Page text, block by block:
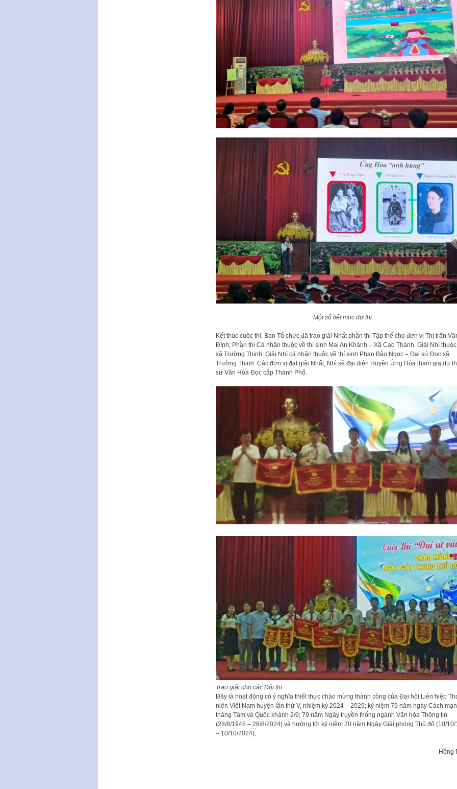
Một số tiết mục dự thi
Kết thúc cuộc thi, Ban Tổ chức đã trao giải Nhất phần thi Tập thể cho đơn vị Thị trấn
Đình; Phần thi Cá nhân thuộc về thí sinh Mai An Khánh – Xã Cao Thành. Giải Nhì thuộc
xã Trường Thịnh. Giải Nhì cá nhân thuộc về thí sinh Phan Bảo Ngọc – Đại sứ Đọc xã
Trường Thịnh. Các đơn vị đạt giải Nhất, Nhì sẽ đại diện Huyện Ứng Hòa tham gia dự
sứ Văn Hóa Đọc cấp Thành Phố.
Trao giải cho các Đội thi
Đây là hoạt động có ý nghĩa thiết thực chào mừng thành công của Đại hội Liên hiệp
niên Việt Nam huyện lần thứ V, nhiệm kỳ 2024 – 2029; kỷ niệm 79 năm ngày Cách
tháng Tám và Quốc khánh 2/9; 79 năm Ngày truyền thống ngành Văn hóa Thông tin
(28/8/1945 – 28/8/2024) và hướng tới kỷ niệm 70 năm Ngày Giải phóng Thủ đô (10/10/
– 10/10/2024);
Hồng